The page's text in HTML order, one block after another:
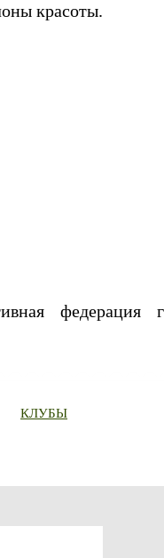
красоты.
федерация
КЛУБЫ